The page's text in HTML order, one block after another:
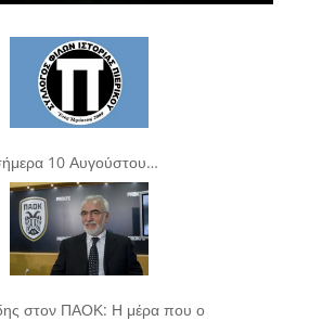
10 Αυγούστου…
στον ΠΑΟΚ: Η μέρα που ο